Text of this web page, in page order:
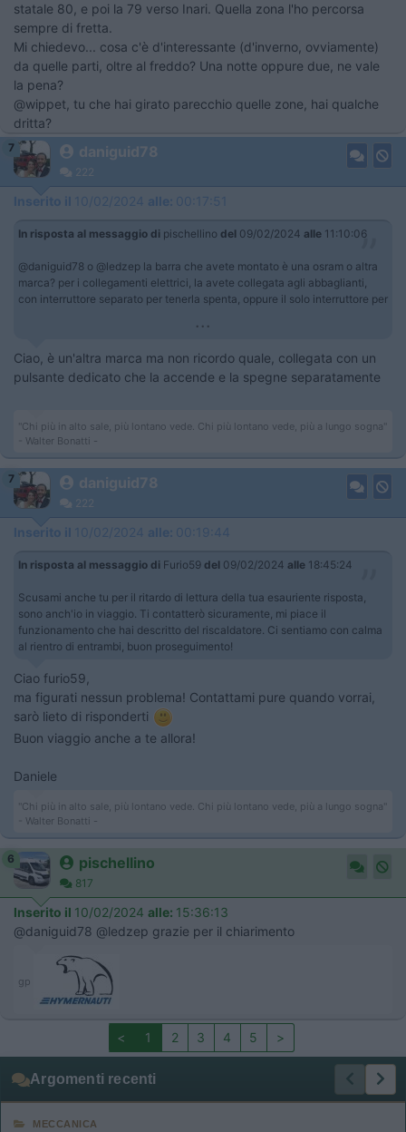
statale 80, e poi la 79 verso Inari. Quella zona l'ho percorsa
sempre di fretta.
Mi chiedevo... cosa c'è d'interessante (d'inverno, ovviamente)
da quelle parti, oltre al freddo? Una notte oppure due, ne vale
la pena?
@wippet, tu che hai girato parecchio quelle zone, hai qualche
dritta?
7 daniguid78
222
Inserito il 10/02/2024 alle: 00:17:51
In risposta al messaggio di pischellino del 09/02/2024 alle 11:10:06
@daniguid78 o @ledzep la barra che avete montato è una osram o altra
marca? per i collegamenti elettrici, la avete collegata agli abbaglianti,
con interruttore separato per tenerla spenta, oppure il solo interruttore per
...
Ciao, è un'altra marca ma non ricordo quale, collegata con un
pulsante dedicato che la accende e la spegne separatamente
"Chi più in alto sale, più lontano vede. Chi più lontano vede, più a lungo sogna"
- Walter Bonatti -
7 daniguid78
222
Inserito il 10/02/2024 alle: 00:19:44
In risposta al messaggio di Furio59 del 09/02/2024 alle 18:45:24
Scusami anche tu per il ritardo di lettura della tua esauriente risposta,
sono anch'io in viaggio. Ti contatterò sicuramente, mi piace il
funzionamento che hai descritto del riscaldatore. Ci sentiamo con calma
al rientro di entrambi, buon proseguimento!
Ciao furio59,
ma figurati nessun problema! Contattami pure quando vorrai,
sarò lieto di risponderti
Buon viaggio anche a te allora!
Daniele
"Chi più in alto sale, più lontano vede. Chi più lontano vede, più a lungo sogna"
- Walter Bonatti -
6 pischellino
817
Inserito il 10/02/2024 alle: 15:36:13
@daniguid78 @ledzep grazie per il chiarimento
gp
< 1 2 3 4 5 >
Argomenti recenti
MECCANICA